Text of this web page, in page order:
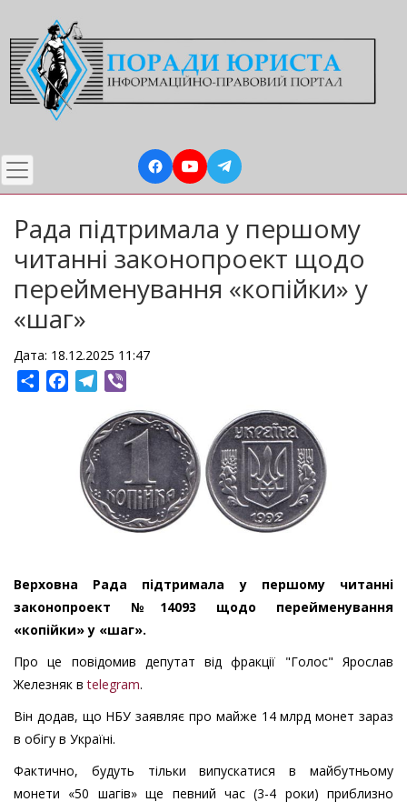
до
основного
вмісту
Рада підтримала у першому
читанні законопроект щодо
перейменування «копійки» у
«шаг»
Дата: 18.12.2025 11:47
ShareFacebookTelegram
Верховна Рада підтримала у першому читанні
законопроект №14093 щодо перейменування
«копійки» у «шаг».
Про це повідомив депутат від фракції "Голос" Ярослав
Железняк вtelegram.
Він додав, що НБУ заявляє про майже 14 млрд монет зараз
в обігу в Україні.
Фактично, будуть тільки випускатися в майбутньому
монети «50 шагів» ще певний час (3-4 роки) приблизно